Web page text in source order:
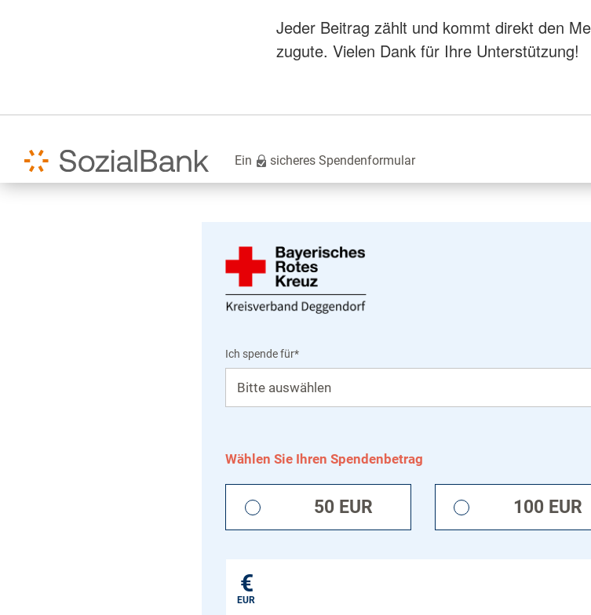
Jeder Beitrag zählt und kommt direkt den
zugute. Vielen Dank für Ihre Unterstützung!